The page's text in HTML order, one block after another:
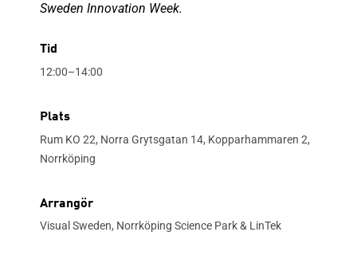
Sweden Innovation Week.
Tid
12:00–14:00
Plats
Rum KO 22, Norra Grytsgatan 14, Kopparhammaren 2,
Norrköping
Arrangör
Visual Sweden, Norrköping Science Park & LinTek